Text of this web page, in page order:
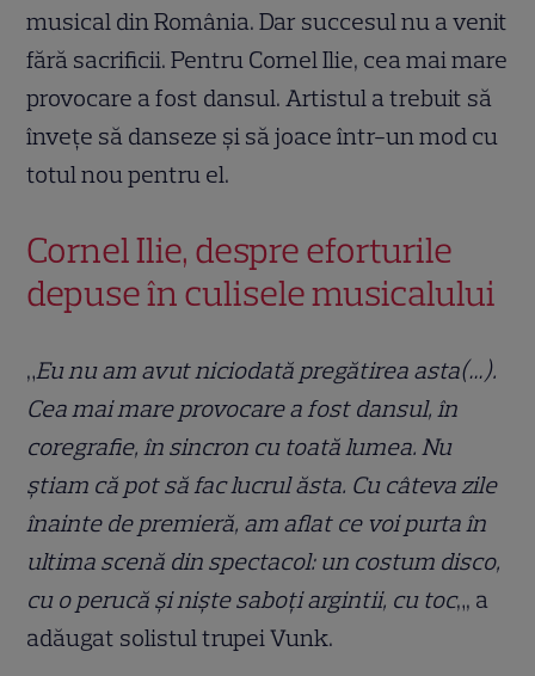
musical din România. Dar succesul nu a venit
fără sacrificii. Pentru Cornel Ilie, cea mai mare
provocare a fost dansul. Artistul a trebuit să
învețe să danseze și să joace într-un mod cu
totul nou pentru el.
Cornel Ilie, despre eforturile
depuse în culisele musicalului
„Eu nu am avut niciodată pregătirea asta(…).
Cea mai mare provocare a fost dansul, în
coregrafie, în sincron cu toată lumea. Nu
știam că pot să fac lucrul ăsta. Cu câteva zile
înainte de premieră, am aflat ce voi purta în
ultima scenă din spectacol: un costum disco,
cu o perucă și niște saboți argintii, cu toc„, a
adăugat solistul trupei Vunk.